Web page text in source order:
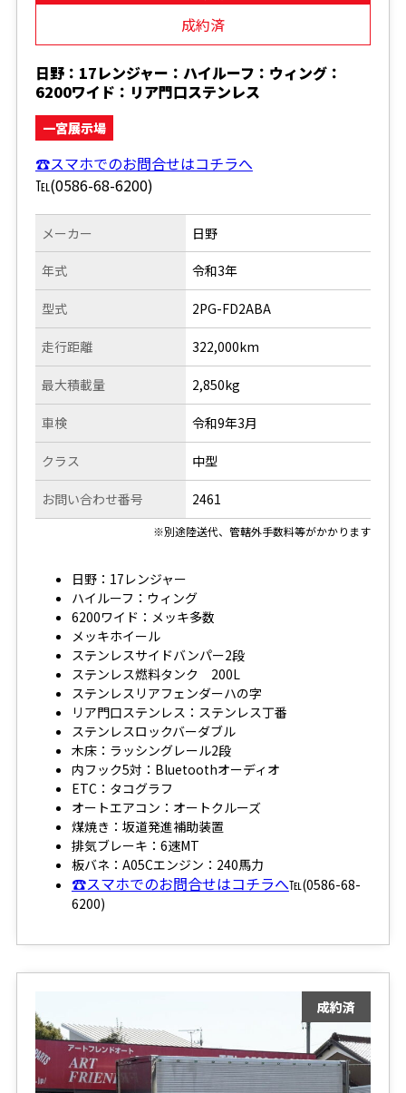
成約済
日野：17レンジャー：ハイルーフ：ウィング：
6200ワイド：リア門口ステンレス
一宮展示場
☎スマホでのお問合せはコチラへ
℡(0586-68-6200)
メーカー
年式
型式
走行距離
日野
令和3年
2PG-FD2ABA
322,000km
最大積載量
車検
クラス
お問い合わせ番号
2,850kg
令和9年3月
中型
2461
※別途陸送代、管轄外手数料等がかかります
日野：17レンジャー
ハイルーフ：ウィング
6200ワイド：メッキ多数
メッキホイール
ステンレスサイドバンパー2段
ステンレス燃料タンク 200L
ステンレスリアフェンダーハの字
リア門口ステンレス：ステンレス丁番
ステンレスロックバーダブル
木床：ラッシングレール2段
内フック5対：Bluetoothオーディオ
ETC：タコグラフ
オートエアコン：オートクルーズ
煤焼き：坂道発進補助装置
排気ブレーキ：6速MT
板バネ：A05Cエンジン：240馬力
☎スマホでのお問合せはコチラへ℡(0586-68-
6200)